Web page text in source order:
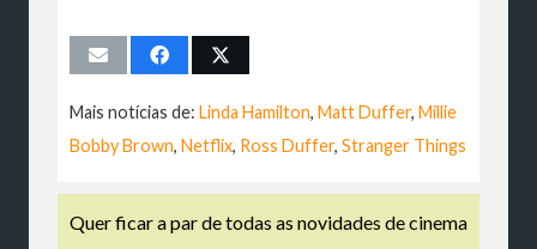
Mais notícias de: Linda Hamilton, Matt Duffer, Millie
Bobby Brown, Netflix, Ross Duffer, Stranger Things
Quer ficar a par de todas as novidades de cinema